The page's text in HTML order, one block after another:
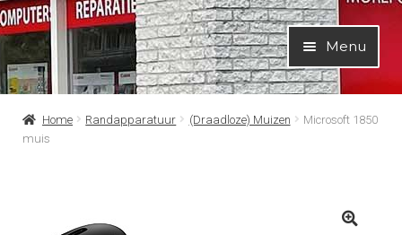
Ga
door
naar
navigatie
Ga
naar
de
inhoud
Menu
Home Randapparatuur (Draadloze) Muizen
Microsoft 1850
muis